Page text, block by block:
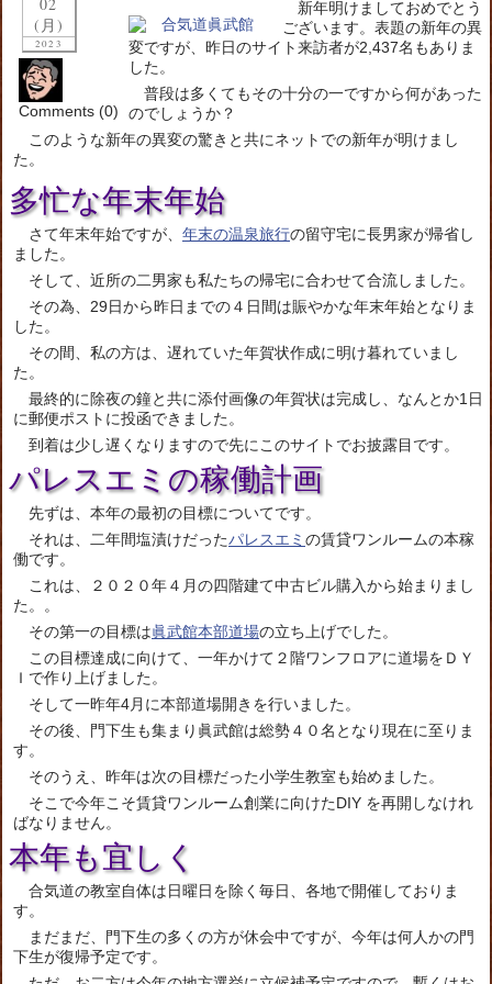
(月)
2023
Comments (0)
新年明けましておめでとう
ございます。表題の新年の異
変ですが、昨日のサイト来訪者が2,437名もありま
した。
普段は多くてもその十分の一ですから何があった
のでしょうか？
このような新年の異変の驚きと共にネットでの新年が明けまし
た。
多忙な年末年始
さて年末年始ですが、 年末の温泉旅行の留守宅に長男家が帰省し
ました。
そして、近所の二男家も私たちの帰宅に合わせて合流しました。
その為、29日から昨日までの４日間は賑やかな年末年始となりま
した。
その間、私の方は、遅れていた年賀状作成に明け暮れていまし
た。
最終的に除夜の鐘と共に添付画像の年賀状は完成し、なんとか1日
に郵便ポストに投函できました。
到着は少し遅くなりますので先にこのサイトでお披露目です。
パレスエミの稼働計画
先ずは、本年の最初の目標についてです。
それは、二年間塩漬けだったパレスエミ の賃貸ワンルームの本稼
働です。
これは、２０２０年４月の四階建て中古ビル購入から始まりまし
た。。
その第一の目標は眞武館本部道場の立ち上げでした。
この目標達成に向けて、一年かけて２階ワンフロアに道場をＤＹ
Ｉで作り上げました。
そして一昨年4月に本部道場開きを行いました。
その後、門下生も集まり眞武館は総勢４０名となり現在に至りま
す。
そのうえ、昨年は次の目標だった小学生教室も始めました。
そこで今年こそ賃貸ワンルーム創業に向けたDIY を再開しなけれ
ばなりません。
本年も宜しく
合気道の教室自体は日曜日を除く毎日、各地で開催しておりま
す。
まだまだ、門下生の多くの方が休会中ですが、今年は何人かの門
下生が復帰予定です。